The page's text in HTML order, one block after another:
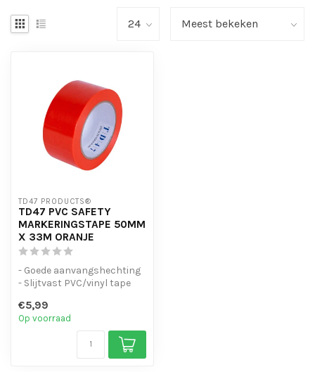
TD47 PRODUCTS®
TD47 PVC SAFETY
MARKERINGSTAPE 50MM
X 33M ORANJE
- Goede aanvangshechting
- Slijtvast PVC/vinyl tape
€5,99
Op voorraad